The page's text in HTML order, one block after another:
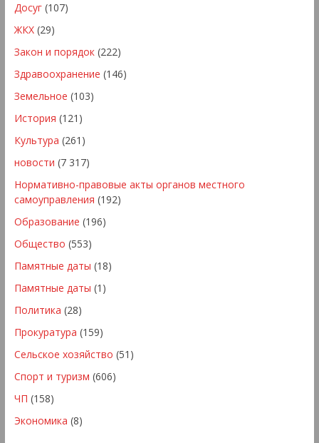
Досуг(107)
ЖКХ(29)
Закон и порядок(222)
Здравоохранение (146)
Земельное (103)
История (121)
Культура (261)
новости (7 317)
Нормативно-правовые акты органов местного
самоуправления (192)
Образование (196)
Общество (553)
Памятные даты (18)
Памятные даты (1)
Политика (28)
Прокуратура (159)
Сельское хозяйство (51)
Спорт и туризм (606)
ЧП (158)
Экономика (8)